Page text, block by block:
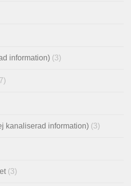
information) (3)
kanaliserad information) (3)
(3)